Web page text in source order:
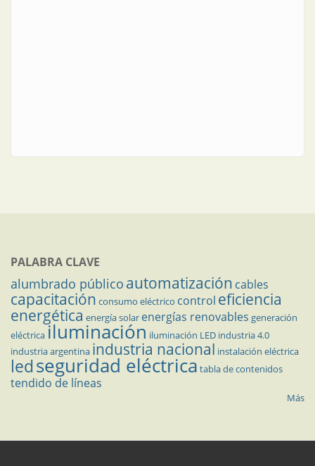
PALABRA CLAVE
alumbrado público automatización cables
capacitación consumo eléctrico control eficiencia
energética energía solar energías renovables generación
eléctricailuminación iluminación LED industria 4.0
industria argentina industria nacional instalación eléctrica
ledseguridad eléctrica tabla de contenidos
tendido de líneas
Más